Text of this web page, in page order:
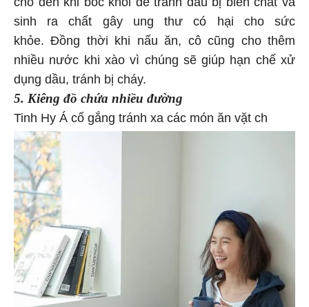
sinh ra chất gây ung thư có hại cho sức
khỏe. Đồng thời khi nấu ăn, cô cũng cho thêm
nhiều nước khi xào vì chúng sẽ giúp hạn chế xử
dụng dầu, tránh bị cháy.
5. Kiêng đồ chứa nhiều đường
Tinh Hy Á cố gắng tránh xa các món ăn vặt ch